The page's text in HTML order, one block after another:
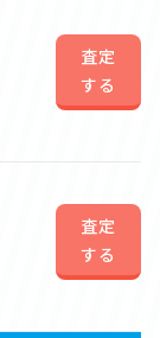
査定
する
査定
する